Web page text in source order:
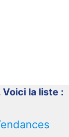
la liste :